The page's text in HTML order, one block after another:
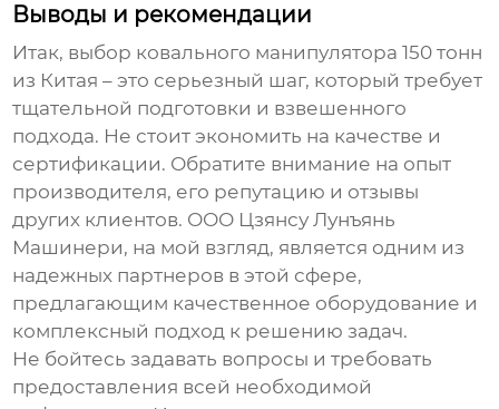
Выводы и рекомендации
Итак, выбор ковального манипулятора 150 тонн
из Китая – это серьезный шаг, который требует
тщательной подготовки и взвешенного
подхода. Не стоит экономить на качестве и
сертификации. Обратите внимание на опыт
производителя, его репутацию и отзывы
других клиентов. ООО Цзянсу Лунъянь
Машинери, на мой взгляд, является одним из
надежных партнеров в этой сфере,
предлагающим качественное оборудование и
комплексный подход к решению задач.
Не бойтесь задавать вопросы и требовать
предоставления всей необходимой